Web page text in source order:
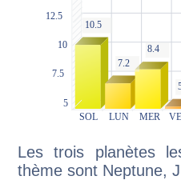
Les trois planètes
thème sont Neptune,